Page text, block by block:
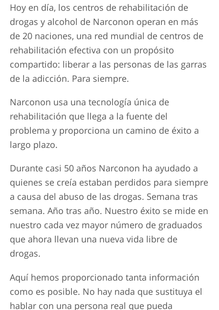
Hoy en día, los centros de rehabilitación de
drogas y alcohol de Narconon operan en más
de 20 naciones, una red mundial de centros de
rehabilitación efectiva con un propósito
compartido: liberar a las personas de las garras
de la adicción. Para siempre.
Narconon usa una tecnología única de
rehabilitación que llega a la fuente del
problema y proporciona un camino de éxito a
largo plazo.
Durante casi 50 años Narconon ha ayudado a
quienes se creía estaban perdidos para siempre
a causa del abuso de las drogas. Semana tras
semana. Año tras año. Nuestro éxito se mide en
nuestro cada vez mayor número de graduados
que ahora llevan una nueva vida libre de
drogas.
Aquí hemos proporcionado tanta información
como es posible. No hay nada que sustituya el
hablar con una persona real que pueda